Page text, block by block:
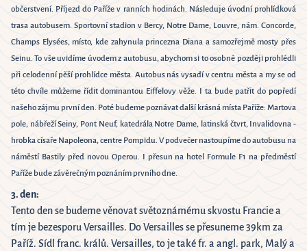
občerstvení. Příjezd do Paříže v ranních hodinách. Následuje úvodní prohlídková
trasa autobusem. Sportovní stadion v Bercy, Notre Dame, Louvre, nám. Concorde,
Champs Elysées, místo, kde zahynula princezna Diana a samozřejmě mosty přes
Seinu. To vše uvidíme úvodem z autobusu, abychom si to osobně později prohlédli
při celodenní pěší prohlídce města. Autobus nás vysadí v centru města a my se od
této chvíle můžeme řídit dominantou Eiffelovy věže. I ta bude patřit do popředí
našeho zájmu první den. Poté budeme poznávat další krásná místa Paříže: Martova
pole, nábřeží Seiny, Pont Neuf, katedrála Notre Dame, latinská čtvrt, Invalidovna -
hrobka císaře Napoleona, centre Pompidu. V podvečer nastoupíme do autobusu na
náměstí Bastily před novou Operou. I přesun na hotel Formule F1 na předměstí
Paříže bude závěrečným poznáním prvního dne.
3. den:
Tento den se budeme věnovat světoznámému skvostu Francie a
tím je bezesporu Versailles. Do Versailles se přesuneme 39km za
Paříž. Sídl franc. králů. Versailles, to je také fr. a angl. park, Malý a